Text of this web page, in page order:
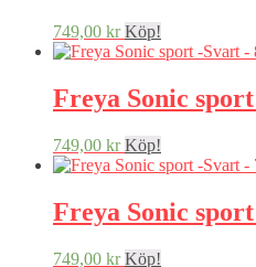
749,00 kr Köp!
Freya Sonic
749,00 kr Köp!
Freya Sonic
749,00 kr Köp!